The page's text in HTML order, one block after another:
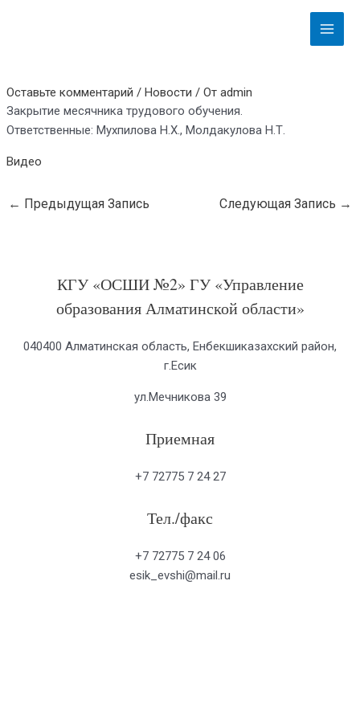
Main
Menu
Оставьте комментарий /Новости / Отadmin
Закрытие месячника трудового обучения.
Ответственные: Мухпилова Н.Х., Молдакулова Н.Т.
Видео
← Предыдущая Запись Следующая Запись →
КГУ «ОСШИ №2» ГУ «Управление
образования Алматинской области»
040400 Алматинская область, Енбекшиказахский район,
г.Есик
ул.Мечникова 39
Приемная
+7 72775 7 24 27
Тел./факс
+7 72775 7 24 06
esik_evshi@mail.ru